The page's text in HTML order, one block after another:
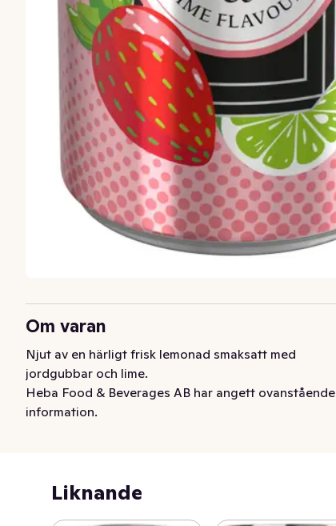
Om varan
Njut av en härligt frisk lemonad smaksatt med
jordgubbar och lime.
Heba Food & Beverages AB har angett ovanstående
information.
Liknande